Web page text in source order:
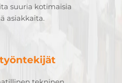
suuria kotimaisia
asiakkaita.